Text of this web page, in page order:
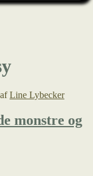
afLine Lybecker
monstre og